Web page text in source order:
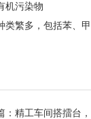
污染物
多，包括苯、甲
： 精工车间搭擂台